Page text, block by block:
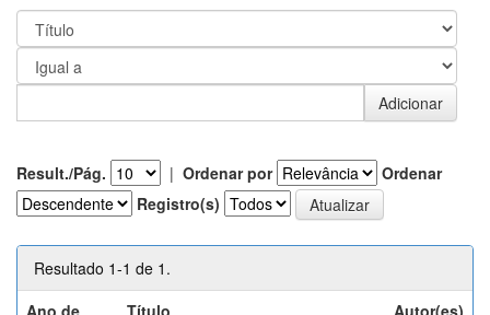
Result./Pág. | Ordenar por
Ordenar
Registro(s)
Resultado 1-1 de 1.
Ano de
Título Autor(es)